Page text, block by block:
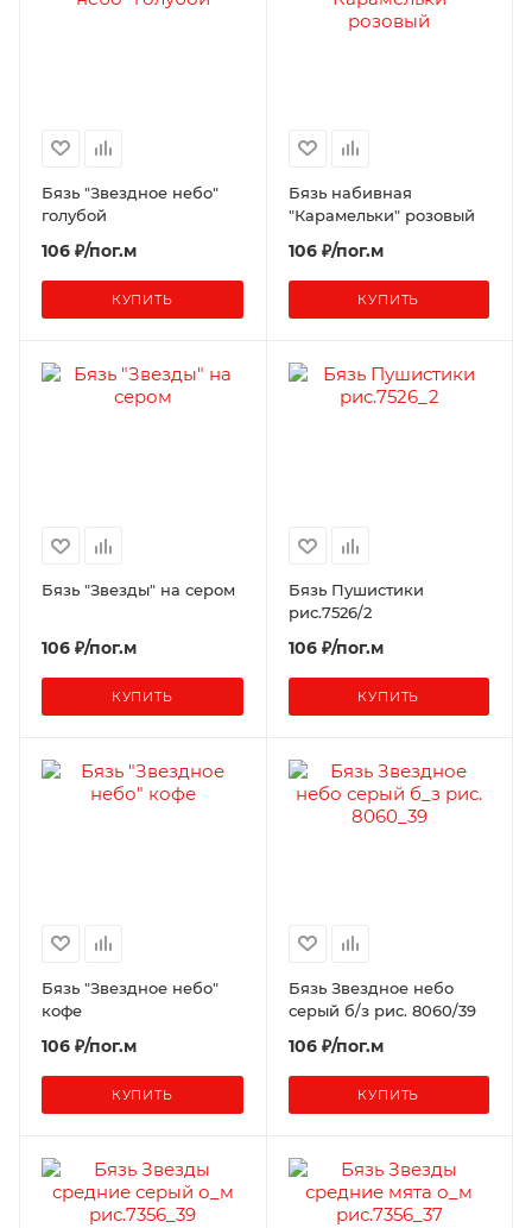
Бязь "Звездное небо"
голубой
106 ₽/пог.м
КУПИТЬ
Бязь набивная
"Карамельки" розовый
106 ₽/пог.м
КУПИТЬ
Бязь "Звезды" на сером
106 ₽/пог.м
КУПИТЬ
Бязь Пушистики
рис.7526/2
106 ₽/пог.м
КУПИТЬ
Бязь "Звездное небо"
кофе
106 ₽/пог.м
КУПИТЬ
Бязь Звездное небо
серый б/з рис. 8060/39
106 ₽/пог.м
КУПИТЬ